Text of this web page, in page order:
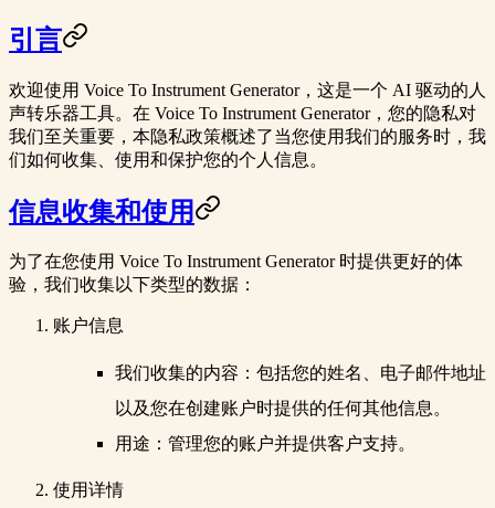
引言
欢迎使用 Voice To Instrument Generator，这是一个 AI 驱动的人
声转乐器工具。在 Voice To Instrument Generator，您的隐私对
我们至关重要，本隐私政策概述了当您使用我们的服务时，我
们如何收集、使用和保护您的个人信息。
信息收集和使用
为了在您使用 Voice To Instrument Generator 时提供更好的体
验，我们收集以下类型的数据：
账户信息
我们收集的内容 ：包括您的姓名、电子邮件地址
以及您在创建账户时提供的任何其他信息。
用途 ：管理您的账户并提供客户支持。
使用详情